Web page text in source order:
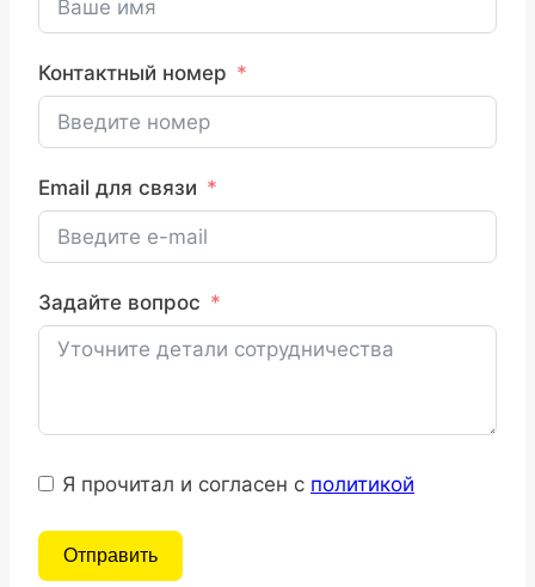
Контактный номер
Email для связи
Задайте вопрос
Я прочитал и согласен с политикой
Отправить